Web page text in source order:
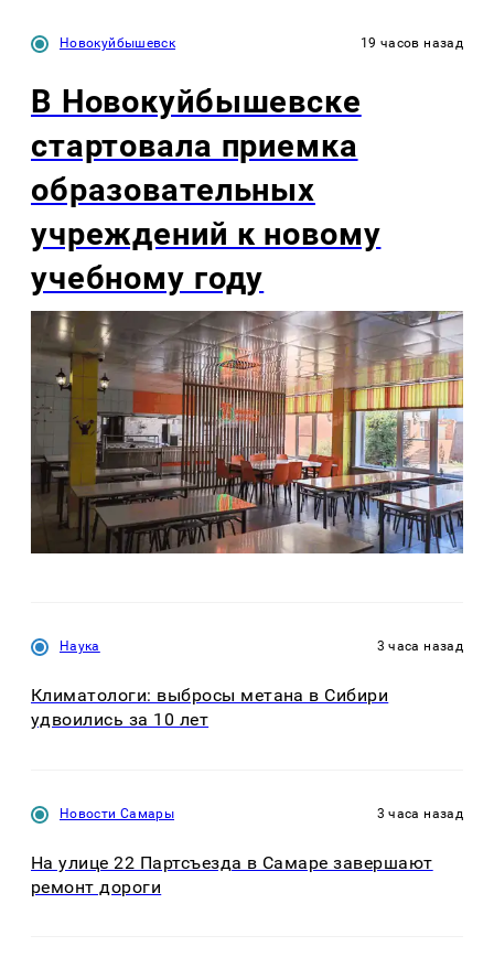
Новокуйбышевск 19 часов назад
В Новокуйбышевске
стартовала приемка
образовательных
учреждений к новому
учебному году
Наука 3 часа назад
Климатологи: выбросы метана в Сибири
удвоились за 10 лет
Новости Самары 3 часа назад
На улице 22 Партсъезда в Самаре завершают
ремонт дороги